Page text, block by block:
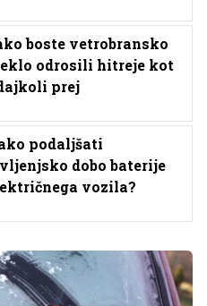
boste vetrobransko
odrosili hitreje kot
prej
podaljšati
dobo baterije
vozila?